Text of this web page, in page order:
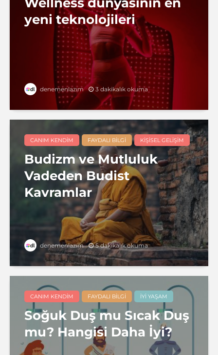
Wellness dünyasının en
yeni teknolojileri
denemenlazım 3 dakikalık okuma
CANIM KENDIM FAYDALI BILGI KIŞISEL GELIŞIM
Budizm ve Mutluluk
Vadeden Budist
Kavramlar
denemenlazım 5 dakikalık okuma
CANIM KENDIM FAYDALI BILGI İYI YAŞAM
Soğuk Duş mu Sıcak Duş
mu? Hangisi Daha İyi?